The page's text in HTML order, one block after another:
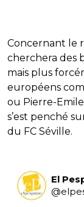
Concernant le
cherchera des
mais plus
européens
ou Pierre-
s’est penché
du FC Séville.
El
@